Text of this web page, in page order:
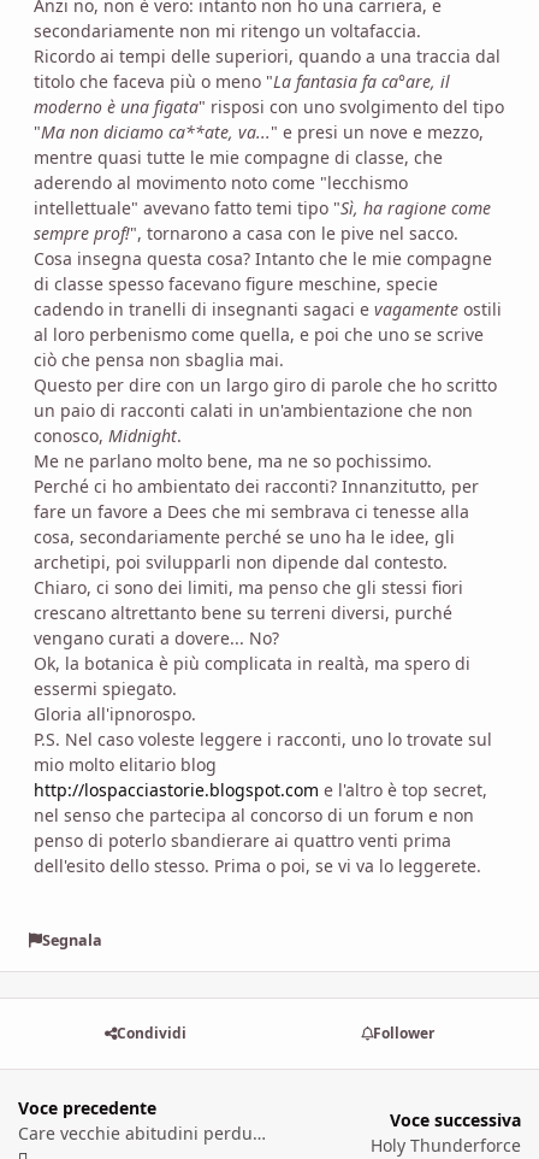
Anzi no, non è vero: intanto non ho una carriera, e
secondariamente non mi ritengo un voltafaccia.
Ricordo ai tempi delle superiori, quando a una traccia dal
titolo che faceva più o meno "La fantasia fa ca°are, il
moderno è una figata" risposi con uno svolgimento del tipo
"Ma non diciamo ca**ate, va..." e presi un nove e mezzo,
mentre quasi tutte le mie compagne di classe, che
aderendo al movimento noto come "lecchismo
intellettuale" avevano fatto temi tipo "Sì, ha ragione come
sempre prof!", tornarono a casa con le pive nel sacco.
Cosa insegna questa cosa? Intanto che le mie compagne
di classe spesso facevano figure meschine, specie
cadendo in tranelli di insegnanti sagaci e vagamente ostili
al loro perbenismo come quella, e poi che uno se scrive
ciò che pensa non sbaglia mai.
Questo per dire con un largo giro di parole che ho scritto
un paio di racconti calati in un'ambientazione che non
conosco, Midnight.
Me ne parlano molto bene, ma ne so pochissimo.
Perché ci ho ambientato dei racconti? Innanzitutto, per
fare un favore a Dees che mi sembrava ci tenesse alla
cosa, secondariamente perché se uno ha le idee, gli
archetipi, poi svilupparli non dipende dal contesto.
Chiaro, ci sono dei limiti, ma penso che gli stessi fiori
crescano altrettanto bene su terreni diversi, purché
vengano curati a dovere... No?
Ok, la botanica è più complicata in realtà, ma spero di
essermi spiegato.
Gloria all'ipnorospo.
P.S. Nel caso voleste leggere i racconti, uno lo trovate sul
mio molto elitario blog
http://lospacciastorie.blogspot.com e l'altro è top secret,
nel senso che partecipa al concorso di un forum e non
penso di poterlo sbandierare ai quattro venti prima
dell'esito dello stesso. Prima o poi, se vi va lo leggerete.
Segnala
Condividi Follower
Voce precedente
Care vecchie abitudini perdute: leggere tra le righe
Voce successiva
Holy Thunderforce